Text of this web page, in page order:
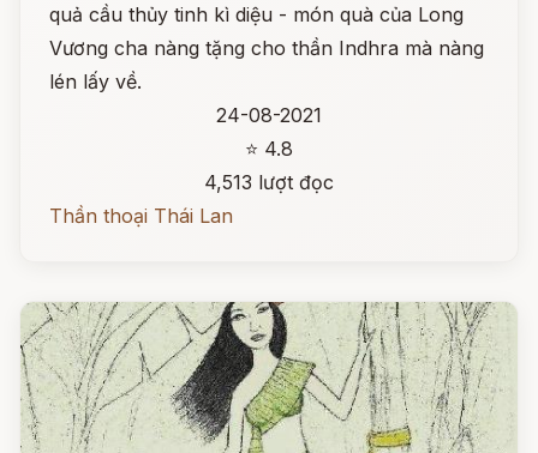
quả cầu thủy tinh kì diệu - món quà của Long
Vương cha nàng tặng cho thần Indhra mà nàng
lén lấy về.
24-08-2021
⭐ 4.8
4,513 lượt đọc
Thần thoại Thái Lan